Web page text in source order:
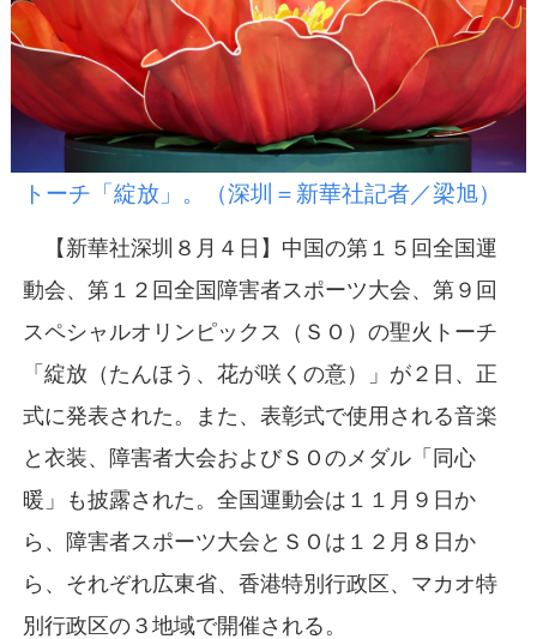
トーチ「綻放」。（深圳＝新華社記者／梁旭）
【新華社深圳８月４日】中国の第１５回全国運
動会、第１２回全国障害者スポーツ大会、第９回
スペシャルオリンピックス（ＳＯ）の聖火トーチ
「綻放（たんほう、花が咲くの意）」が２日、正
式に発表された。また、表彰式で使用される音楽
と衣装、障害者大会およびＳＯのメダル「同心
暖」も披露された。全国運動会は１１月９日か
ら、障害者スポーツ大会とＳＯは１２月８日か
ら、それぞれ広東省、香港特別行政区、マカオ特
別行政区の３地域で開催される。